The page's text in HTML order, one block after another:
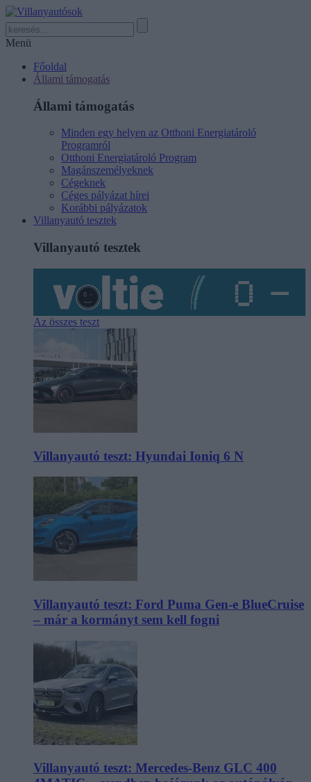
Menü
Főoldal
Állami támogatás
Állami támogatás
Minden egy helyen az Otthoni Energiatároló
Programról
Otthoni Energiatároló Program
Magánszemélyeknek
Cégeknek
Céges pályázat hírei
Korábbi pályázatok
Villanyautó tesztek
Villanyautó tesztek
Az összes teszt
Villanyautó teszt: Hyundai Ioniq 6 N
Villanyautó teszt: Ford Puma Gen-e BlueCruise
– már a kormányt sem kell fogni
Villanyautó teszt: Mercedes-Benz GLC 400